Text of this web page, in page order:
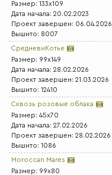
Размер: 133x109
Дата начала: 20.02.2023
Проект завершен: 06.04.2026
Вышито: 8007
СредневиКотье
Размер: 99x149
Дата начала: 28.02.2026
Проект завершен: 21.03.2026
Вышито: 12410
Сквозь розовые облака
Размер: 45x70
Дата начала: 27.02.2026
Проект завершен: 28.02.2026
Вышито: 1086
Moroccan Mares
Размер: 99x80